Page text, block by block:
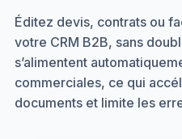
Éditez devis, contrats ou
votre CRM B2B, sans
s’alimentent
commerciales, ce qui
documents et limite les